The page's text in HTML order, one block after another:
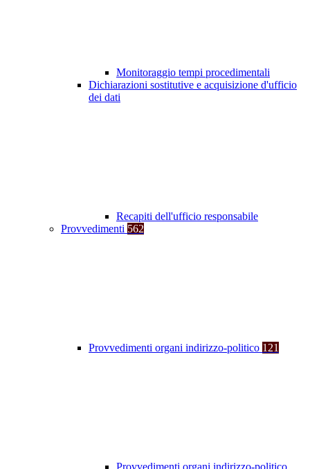
Monitoraggio tempi procedimentali
Dichiarazioni sostitutive e acquisizione d'ufficio
dei dati
Recapiti dell'ufficio responsabile
Provvedimenti 562
Provvedimenti organi indirizzo-politico 121